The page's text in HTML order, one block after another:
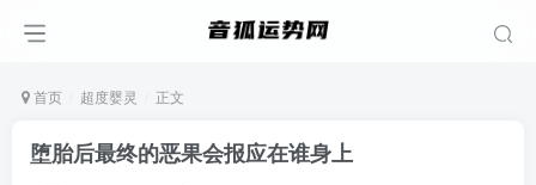
首页 超度婴灵 正文
堕胎后最终的恶果会报应在谁身上